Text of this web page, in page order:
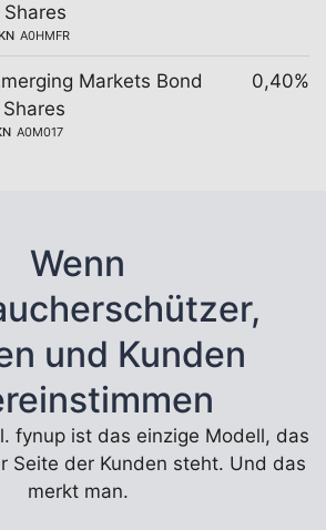
A0HMFR
Markets Bond
A0M017
0,40%
Wenn
und Kunden
fynup ist das einzige Modell, das
Seite der Kunden steht. Und das
merkt man.